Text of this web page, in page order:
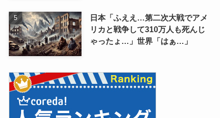
日本「ふええ…第二次大戦でアメ
リカと戦争して310万人も死んじ
ゃったょ…」世界「はぁ…」